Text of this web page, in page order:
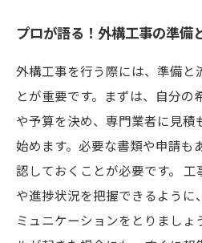
プロが語る！外構工事の準備
外構工事を行う際には、準備と
とが重要です。まずは、自分の
や予算を決め、専門業者に見積
始めます。必要な書類や申請も
認しておくことが必要です。
や進捗状況を把握できるように
ミュニケーションをとりましょ